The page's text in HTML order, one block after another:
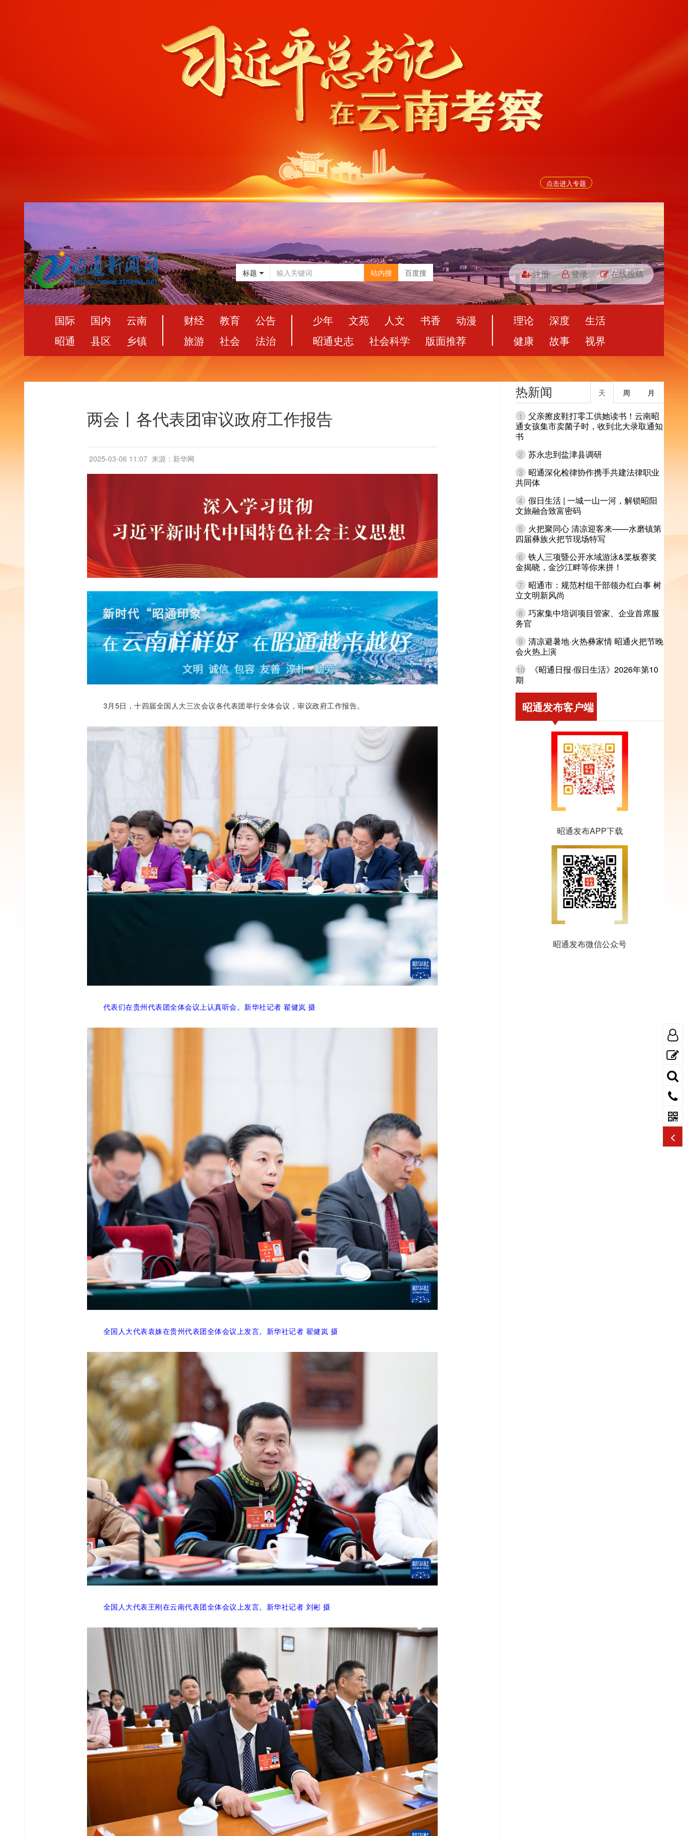
点击进入专题
标题 站内搜 百度搜 注册 登录 在线投稿
国际 国内
云南
昭通
县区 乡镇
财经 教育
公告
旅游
社会 法治
少年 文苑 人文 书香
动漫
昭通史志
社会科学 版面推荐
理论 深度
生活
健康
故事 视界
两会丨各代表团审议政府工作报告
2025-03-06 11:07 来源：新华网
3月5日，十四届全国人大三次会议各代表团举行全体会议，审议政府工作报告。
代表们在贵州代表团全体会议上认真听会。新华社记者 翟健岚 摄
全国人大代表袁姝在贵州代表团全体会议上发言。新华社记者 翟健岚 摄
全国人大代表王刚在云南代表团全体会议上发言。新华社记者 刘彬 摄
热新闻 月
周
天
1
父亲擦皮鞋打零工供她读书！云南昭
通女孩集市卖菌子时，收到北大录取通知
书
2 苏永忠到盐津县调研
3
昭通深化检律协作携手共建法律职业
共同体
4 假日生活 | 一城一山一河，解锁昭阳
文旅融合致富密码
5
火把聚同心 清凉迎客来——水磨镇第
四届彝族火把节现场特写
6 铁人三项暨公开水域游泳&桨板赛奖
金揭晓，金沙江畔等你来拼！
7
昭通市：规范村组干部领办红白事 树
立文明新风尚
8 巧家集中培训项目管家、企业首席服
务官
9 清凉避暑地·火热彝家情 昭通火把节晚
会火热上演
10
《昭通日报·假日生活》2026年第10
期
昭通发布客户端
昭通发布APP下载
昭通发布微信公众号